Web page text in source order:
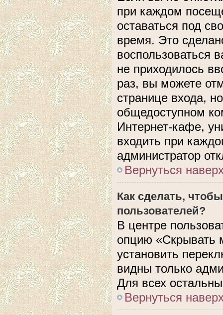
при каждом
оставаться под
время. Это
воспользоваться
не приходилось
раз, вы можете
странице входа,
общедоступном
Интернет-кафе,
входить при
администратор
Вернуться
Как сделать,
пользователей?
В центре
опцию «Скрывать
установить
видны только
Для всех
Вернуться